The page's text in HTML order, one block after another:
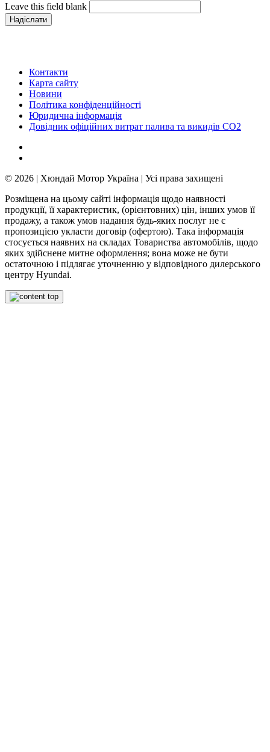
Leave this field blank
Контакти
Карта сайту
Новини
Політика конфіденційності
Юридична інформація
Довідник офіційних витрат палива та викидів СО2
© 2026 | Хюндай Мотор Україна | Усі права захищені
Розміщена на цьому сайті інформація щодо наявності
продукції, її характеристик, (орієнтовних) цін, інших умов її
продажу, а також умов надання будь-яких послуг не є
пропозицією укласти договір (офертою). Така інформація
стосується наявних на складах Товариства автомобілів, щодо
яких здійснене митне оформлення; вона може не бути
остаточною і підлягає уточненню у відповідного дилерського
центру Hyundai.